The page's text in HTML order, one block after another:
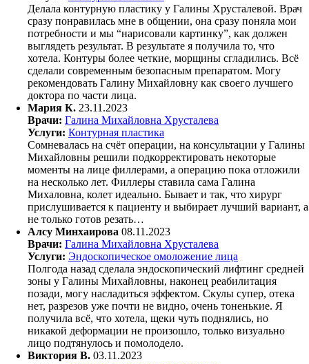
Делала контурную пластику у Галины Хрусталевой. Врач
сразу понравилась мне в общении, она сразу поняла мои
потребности и мы “нарисовали картинку”, как должен
выглядеть результат. В результате я получила то, что
хотела. Контуры более четкие, морщины сгладились. Всё
сделали современным безопасным препаратом. Могу
рекомендовать Галину Михайловну как своего лучшего
доктора по части лица.
Мария К. 23.11.2023
Врачи: Галина Михайловна Хрусталева
Услуги: Контурная пластика
Сомневалась на счёт операции, на консультации у Галины
Михайловны решили подкорректировать некоторые
моменты на лице филлерами, а операцию пока отложили
на несколько лет. Филлеры ставила сама Галина
Михаловна, колет идеально. Бывает и так, что хирург
прислушивается к пациенту и выбирает лучший вариант, а
не только готов резать…
Алсу Минхаирова 08.11.2023
Врачи: Галина Михайловна Хрусталева
Услуги: Эндоскопическое омоложение лица
Полгода назад сделала эндоскопический лифтинг средней
зоны у Галины Михайловны, наконец реабилитация
позади, могу насладиться эффектом. Скулы супер, отека
нет, разрезов уже почти не видно, очень тоненькие. Я
получила всё, что хотела, щеки чуть поднялись, но
никакой деформации не произошло, только визуально
лицо подтянулось и помолодело.
Виктория В. 03.11.2023